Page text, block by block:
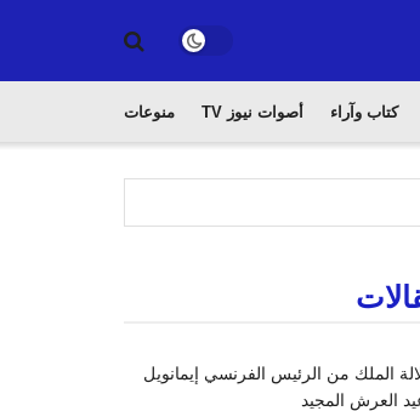
كتاب وآراء أصوات نيوز TV منوعات
الملك من الرئيس الفرنسي إيمانويل
العرش المجيد